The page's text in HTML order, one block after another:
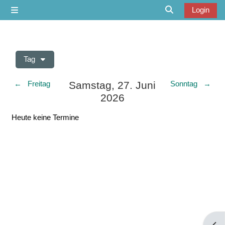
Login
Tag
← Freitag
Samstag, 27. Juni
2026
Sonntag →
Heute keine Termine